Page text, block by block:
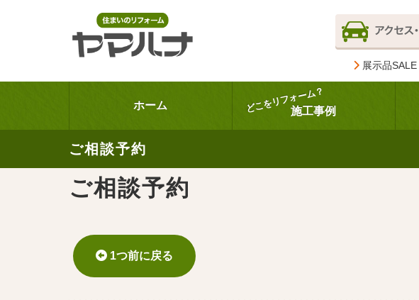
展示品SALE
ホーム どこをリフォーム？
施工事例
ご相談予約
ご相談予約
1つ前に戻る